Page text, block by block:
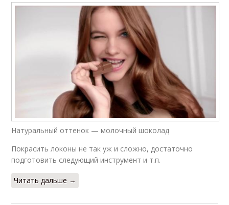
Натуральный оттенок — молочный шоколад
Покрасить локоны не так уж и сложно, достаточно
подготовить следующий инструмент и т.п.
Читать дальше →